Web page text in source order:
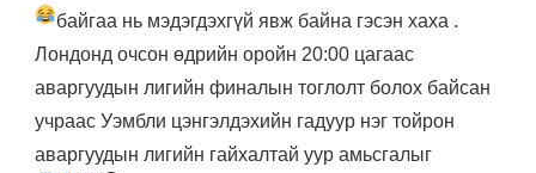
байгаа нь мэдэгдэхгүй явж байна гэсэн хаха .
Лондонд очсон өдрийн оройн 20:00 цагаас
аваргуудын лигийн финалын тоглолт болох байсан
учраас Уэмбли цэнгэлдэхийн гадуур нэг тойрон
аваргуудын лигийн гайхалтай уур амьсгалыг